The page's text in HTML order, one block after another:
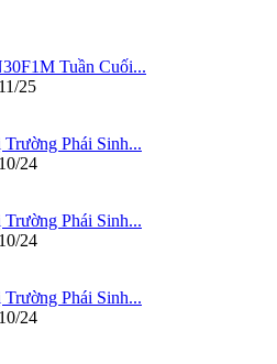
Tuần Cuối...
25
Phái Sinh...
24
Phái Sinh...
24
Phái Sinh...
24